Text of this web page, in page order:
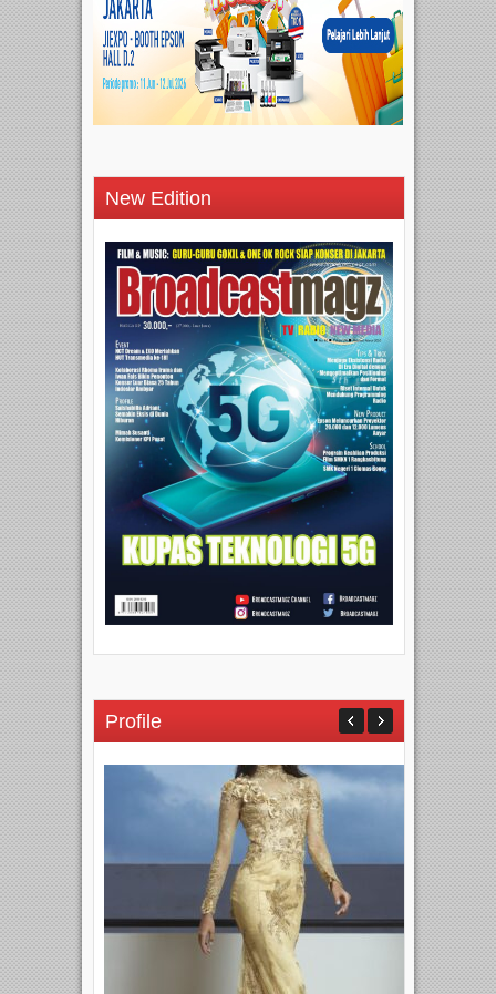
New Edition
Profile